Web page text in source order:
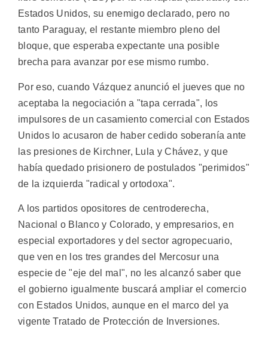
Estados Unidos, su enemigo declarado, pero no
tanto Paraguay, el restante miembro pleno del
bloque, que esperaba expectante una posible
brecha para avanzar por ese mismo rumbo.
Por eso, cuando Vázquez anunció el jueves que no
aceptaba la negociación a "tapa cerrada", los
impulsores de un casamiento comercial con Estados
Unidos lo acusaron de haber cedido soberanía ante
las presiones de Kirchner, Lula y Chávez, y que
había quedado prisionero de postulados "perimidos"
de la izquierda "radical y ortodoxa".
A los partidos opositores de centroderecha,
Nacional o Blanco y Colorado, y empresarios, en
especial exportadores y del sector agropecuario,
que ven en los tres grandes del Mercosur una
especie de "eje del mal", no les alcanzó saber que
el gobierno igualmente buscará ampliar el comercio
con Estados Unidos, aunque en el marco del ya
vigente Tratado de Protección de Inversiones.